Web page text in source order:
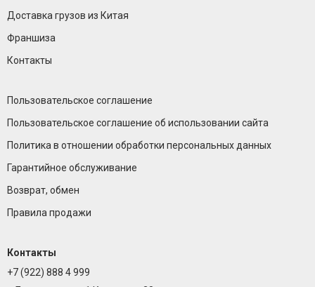
Доставка грузов из Китая
Франшиза
Контакты
Пользовательское соглашение
Пользовательское соглашение об использовании сайта
Политика в отношении обработки персональных данных
Гарантийное обслуживание
Возврат, обмен
Правила продажи
Контакты
+7 (922) 888 4 999